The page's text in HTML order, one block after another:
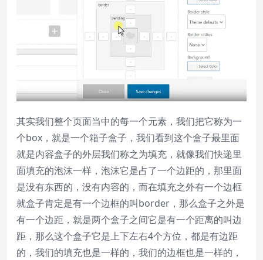
其实我们整个页面当中的每一个元素，我们把它称为一
个box，就是一个箱子盒子，我们看到这个盒子最里面
就是内容盒子的外层我们称之为填充，就像我们快递里
面填充的泡沫一样，泡沫它是占了一个边距的，那里面
是没有东西的，没有内容的，而在填充之外有一个边框
就盒子肯定是有一个边框的叫border，那么盒子之外是
有一个边距，就是两个盒子之间它是有一个距离的叫边
距，那么这个盒子它是上下左右4个方位，都是有边距
的，我们的填充也是一样的，我们的边框也是一样的，